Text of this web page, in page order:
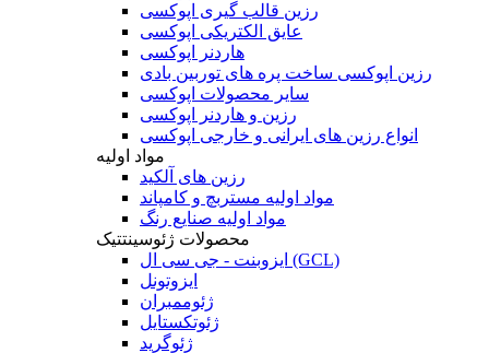
رزین قالب گیری اپوکسی
عایق الکتریکی اپوکسی
هاردنر اپوکسی
رزین اپوکسی ساخت پره های توربین بادی
سایر محصولات اپوکسی
رزین و هاردنر اپوکسی
انواع رزین های ایرانی و خارجی اپوکسی
مواد اولیه
رزین های آلکید
مواد اولیه مستربچ و کامپاند
مواد اولیه صنایع رنگ
محصولات ژئوسینتتیک
ایزوبنت - جی سی ال (GCL)
ایزوتونل
ژئوممبران
ژئوتکستایل
ژئوگرید